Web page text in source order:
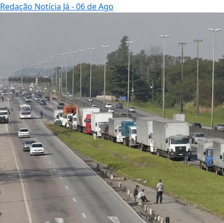
Redação Notícia Já - 06 de Ago